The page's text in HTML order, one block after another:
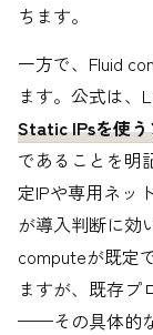
ちます。
一方で、Fluid
ます。公式は、
Static IPsを使
であることを明
定IPや専用ネッ
が導入判断に効
computeが既定
ますが、既存プ
——その具体的な